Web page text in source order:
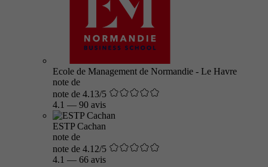
Ecole de Management de Normandie - Le Havre
note de
note de 4.13/5
4.1 — 90 avis
ESTP Cachan
note de
note de 4.12/5
4.1 — 66 avis